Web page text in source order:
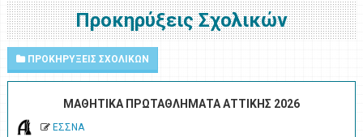
Προκηρύξεις Σχολικών
ΠΡΟΚΗΡΥΞΕΙΣ ΣΧΟΛΙΚΩΝ
ΜΑΘΗΤΙΚΑ ΠΡΩΤΑΘΛΗΜΑΤΑ ΑΤΤΙΚΗΣ 2026
ΕΣΣΝΑ